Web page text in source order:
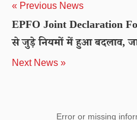
« Previous News
EPFO Joint Declaration
से जुड़े नियमों में हुआ बदलाव,
Next News »
Error or missing